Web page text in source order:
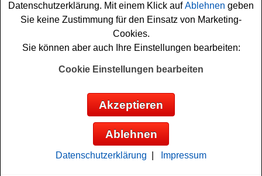
Am 1. Dezember geht es im Einfach Sparsam
Adventskalender 2025 los. Machen Sie mit und nutzen
Sie die täglichen Gewinnchancen bei dem Einfach-
sparsam.deAdventskalender Gewinnspiel2025!
Vielleicht haben Sie ja Glück? Auf jeden Fall sind die
Einfach-sparsam.de verlost tolle
Tagespreise und als Hauptgewinn ein
Apple iPhone 17
Datenschutzerklärung. Mit einem Klick aufAblehnen geben
Sie keine Zustimmung für den Einsatz von Marketing-
Cookies.
Sie können aber auch Ihre Einstellungen bearbeiten:
Cookie Einstellungen bearbeiten
Akzeptieren
Ablehnen
Datenschutzerklärung Impressum